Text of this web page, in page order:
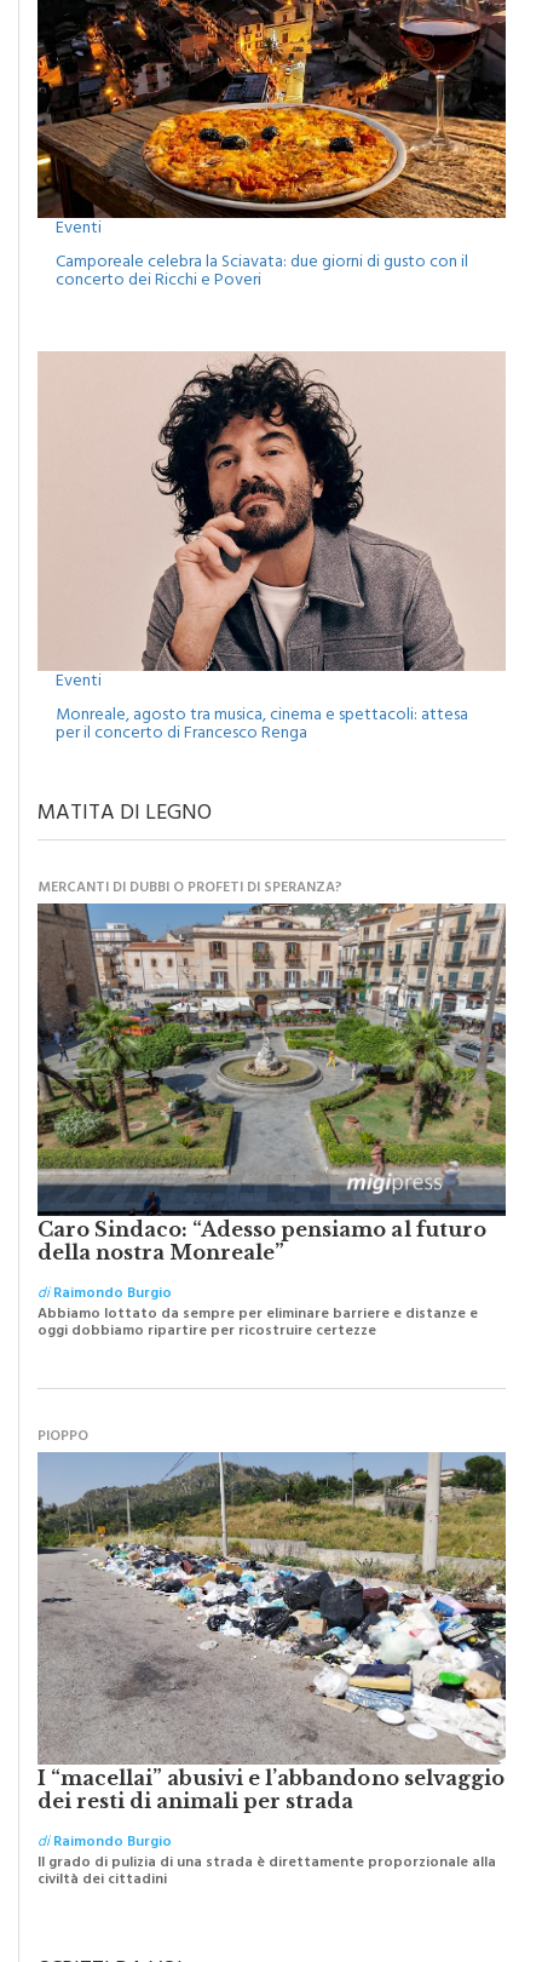
Eventi
Camporeale celebra la Sciavata: due giorni di gusto con il
concerto dei Ricchi e Poveri
Eventi
Monreale, agosto tra musica, cinema e spettacoli: attesa
per il concerto di Francesco Renga
MATITA DI LEGNO
MERCANTI DI DUBBI O PROFETI DI SPERANZA?
Caro Sindaco: “Adesso pensiamo al futuro
della nostra Monreale”
diRaimondo Burgio
Abbiamo lottato da sempre per eliminare barriere e distanze e
oggi dobbiamo ripartire per ricostruire certezze
PIOPPO
I “macellai” abusivi e l’abbandono selvaggio
dei resti di animali per strada
diRaimondo Burgio
Il grado di pulizia di una strada è direttamente proporzionale alla
civiltà dei cittadini